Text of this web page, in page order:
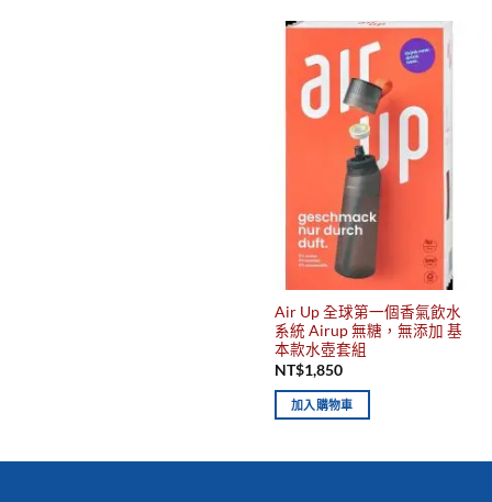
Air Up 全球第一個香氣飲水
系統 Airup 無糖，無添加 基
本款水壺套組
NT$1,850
加入購物車